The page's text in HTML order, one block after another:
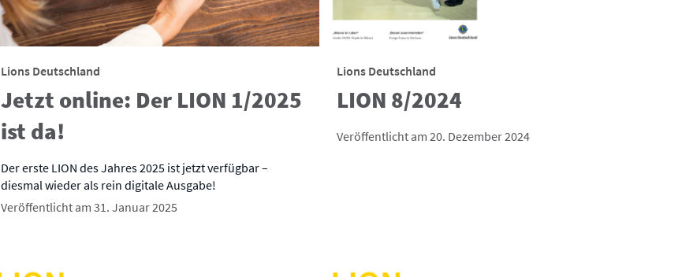
Lions Deutschland
Jetzt online: Der LION 1/2025
ist da!
Der erste LION des Jahres 2025 ist jetzt verfügbar –
diesmal wieder als rein digitale Ausgabe!
Veröffentlicht am 31. Januar 2025
Lions Deutschland
LION 8/2024
Veröffentlicht am 20. Dezember 2024